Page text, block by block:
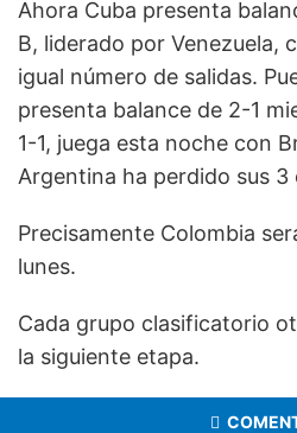
Ahora Cuba presenta
B, liderado por Venezuela,
igual número de salidas.
presenta balance de 2-1
1-1, juega esta noche con
Argentina ha perdido sus 3
Precisamente Colombia
lunes.
Cada grupo clasificatorio
la siguiente etapa.